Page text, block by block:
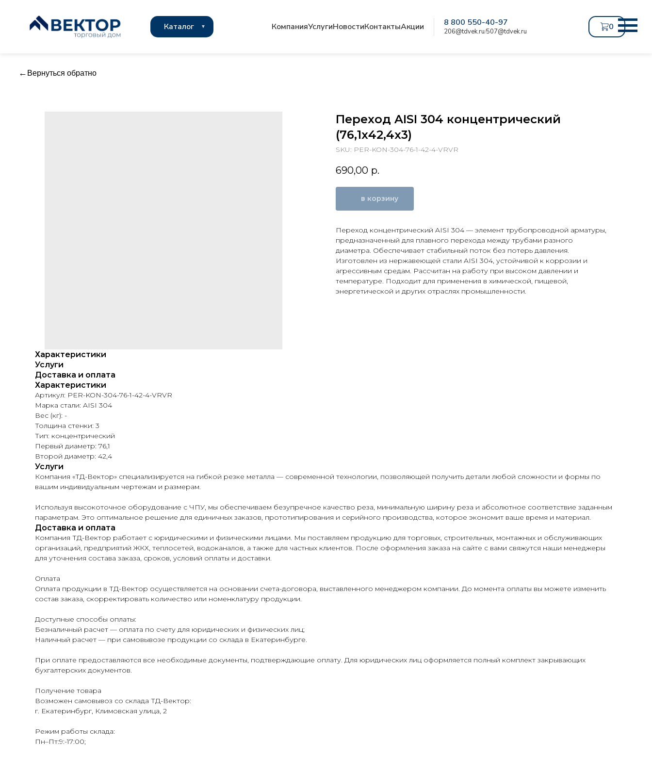
Каталог КомпанияУслугиНовостиКонтактыАкции 8 800 550-40-97
206@tdvek.ru/507@tdvek.ru 0
Вернуться обратно
Переход AISI 304 концентрический
(76,1х42,4х3)
SKU: PER-KON-304-76-1-42-4-VRVR
690,00 р.
в корзину
Переход концентрический AISI 304 — элемент трубопроводной арматуры,
предназначенный для плавного перехода между трубами разного
диаметра. Обеспечивает стабильный поток без потерь давления.
Изготовлен из нержавеющей стали AISI 304, устойчивой к коррозии и
агрессивным средам. Рассчитан на работу при высоком давлении и
температуре. Подходит для применения в химической, пищевой,
энергетической и других отраслях промышленности.
Характеристики
Услуги
Доставка и оплата
Характеристики
Артикул: PER-KON-304-76-1-42-4-VRVR
Марка стали: AISI 304
Вес (кг): -
Толщина стенки: 3
Тип: концентрический
Первый диаметр: 76,1
Второй диаметр: 42,4
Услуги
Компания «ТД-Вектор» специализируется на гибкой резке металла — современной технологии, позволяющей получить детали любой сложности и формы по
вашим индивидуальным чертежам и размерам.
Используя высокоточное оборудование с ЧПУ, мы обеспечиваем безупречное качество реза, минимальную ширину реза и абсолютное соответствие заданным
параметрам. Это оптимальное решение для единичных заказов, прототипирования и серийного производства, которое экономит ваше время и материал.
Доставка и оплата
Компания ТД-Вектор работает с юридическими и физическими лицами. Мы поставляем продукцию для торговых, строительных, монтажных и обслуживающих
организаций, предприятий ЖКХ, теплосетей, водоканалов, а также для частных клиентов. После оформления заказа на сайте с вами свяжутся наши менеджеры
для уточнения состава заказа, сроков, условий оплаты и доставки.
Оплата
Оплата продукции в ТД-Вектор осуществляется на основании счета-договора, выставленного менеджером компании. До момента оплаты вы можете изменить
состав заказа, скорректировать количество или номенклатуру продукции.
Доступные способы оплаты:
Безналичный расчет — оплата по счету для юридических и физических лиц;
Наличный расчет — при самовывозе продукции со склада в Екатеринбурге.
При оплате предоставляются все необходимые документы, подтверждающие оплату. Для юридических лиц оформляется полный комплект закрывающих
бухгалтерских документов.
Получение товара
Возможен самовывоз со склада ТД-Вектор:
г. Екатеринбург, Климовская улица, 2
Режим работы склада:
Пн–Пт:9:-17:00;